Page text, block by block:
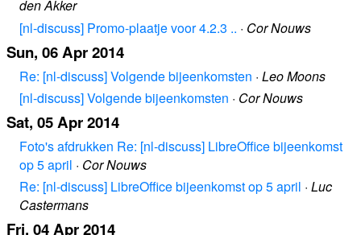
den Akker
[nl-discuss] Promo-plaatje voor 4.2.3 .. · Cor Nouws
Sun, 06 Apr 2014
Re: [nl-discuss] Volgende bijeenkomsten · Leo Moons
[nl-discuss] Volgende bijeenkomsten · Cor Nouws
Sat, 05 Apr 2014
Foto's afdrukken Re: [nl-discuss] LibreOffice bijeenkomst
op 5 april · Cor Nouws
Re: [nl-discuss] LibreOffice bijeenkomst op 5 april · Luc
Castermans
Fri, 04 Apr 2014